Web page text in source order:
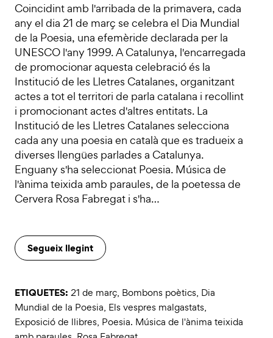
Coincidint amb l'arribada de la primavera, cada
any el dia 21 de març se celebra el Dia Mundial
de la Poesia, una efemèride declarada per la
UNESCO l'any 1999. A Catalunya, l'encarregada
de promocionar aquesta celebració és la
Institució de les Lletres Catalanes, organitzant
actes a tot el territori de parla catalana i recollint
i promocionant actes d'altres entitats. La
Institució de les Lletres Catalanes selecciona
cada any una poesia en català que es tradueix a
diverses llengües parlades a Catalunya.
Enguany s'ha seleccionat Poesia. Música de
l'ànima teixida amb paraules, de la poetessa de
Cervera Rosa Fabregat i s'ha…
Segueix llegint
ETIQUETES: 21 de març, Bombons poètics, Dia
Mundial de la Poesia, Els vespres malgastats,
Exposició de llibres, Poesia. Música de l'ànima teixida